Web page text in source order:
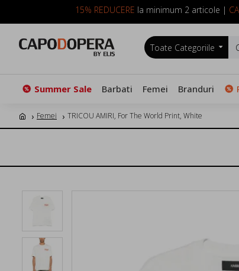
15% REDUCERE la minimum 2 articole |
Toate Categoriile
Summer Sale Barbati Femei Branduri
Femei TRICOU AMIRI, For The World Print, White